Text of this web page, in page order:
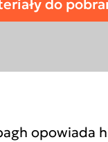
do
opowiada